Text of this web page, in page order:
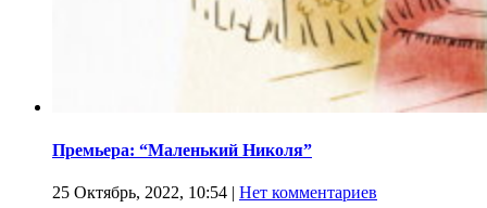
Премьера: “Маленький Николя”
25 Октябрь, 2022, 10:54 | Нет комментариев